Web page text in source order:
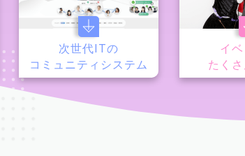
次世代ITの
コミュニティシステム
イ
たく